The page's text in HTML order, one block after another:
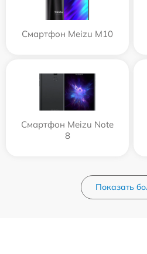
Смартфон Meizu M10
Смартфон Meizu Note
8
Показать